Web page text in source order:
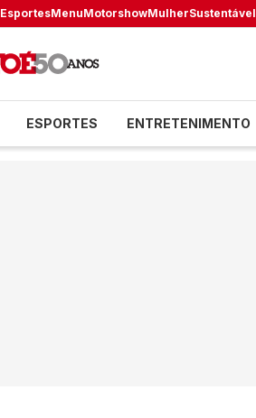
EsportesMenuMotorshowMulherSustentável
ESPORTES ENTRETENIMENTO